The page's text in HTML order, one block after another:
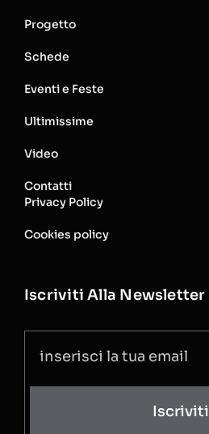
Progetto
Schede
Eventi e Feste
Ultimissime
Video
Contatti
Privacy Policy
Cookies policy
Iscriviti Alla Newsletter
Iscriviti